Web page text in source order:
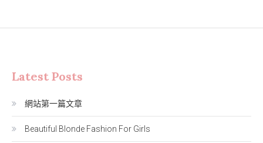
Latest Posts
網站第一篇文章
Beautiful Blonde Fashion For Girls